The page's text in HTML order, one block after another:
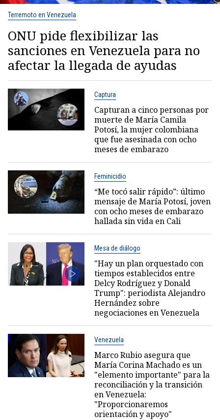
Terremoto en Venezuela
ONU pide flexibilizar las
sanciones en Venezuela para no
afectar la llegada de ayudas
Captura
Capturan a cinco personas por
muerte de María Camila
Potosí, la mujer colombiana
que fue asesinada con ocho
meses de embarazo
Feminicidio
“Me tocó salir rápido”: último
mensaje de María Potosí, joven
con ocho meses de embarazo
hallada sin vida en Cali
Mesa de diálogo
"Hay un plan orquestado con
tiempos establecidos entre
Delcy Rodríguez y Donald
Trump": periodista Alejandro
Hernández sobre
negociaciones en Venezuela
Venezuela
Marco Rubio asegura que
María Corina Machado es un
"elemento importante" para la
reconciliación y la transición
en Venezuela:
"Proporcionaremos
orientación y apoyo"